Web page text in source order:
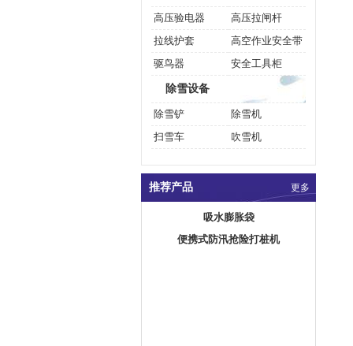
高压验电器
高压拉闸杆
拉线护套
高空作业安全带
驱鸟器
安全工具柜
除雪设备
除雪铲
除雪机
扫雪车
吹雪机
推荐产品 更多
吸水膨胀袋
便携式防汛抢险打桩机